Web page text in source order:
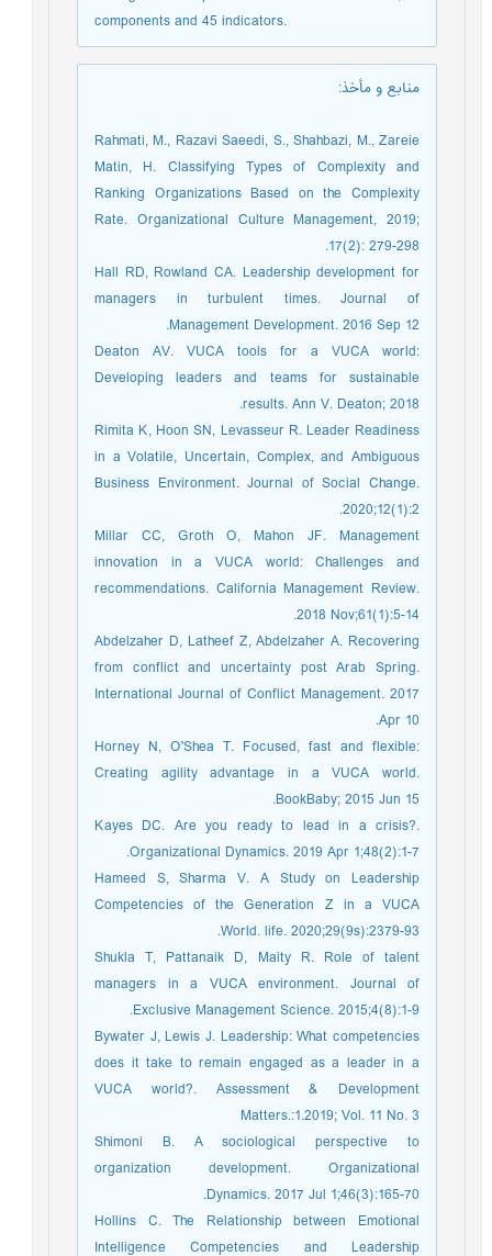
components and 45 indicators.
منابع و مأخذ:
Rahmati, M., Razavi Saeedi, S., Shahbazi, M., Zareie
Matin, H. Classifying Types of Complexity and
Ranking Organizations Based on the Complexity
Rate. Organizational Culture Management, 2019;
17(2): 279-298.
Hall RD, Rowland CA. Leadership development for
managers in turbulent times. Journal of
Management Development. 2016 Sep 12.
Deaton AV. VUCA tools for a VUCA world:
Developing leaders and teams for sustainable
results. Ann V. Deaton; 2018.
Rimita K, Hoon SN, Levasseur R. Leader Readiness
in a Volatile, Uncertain, Complex, and Ambiguous
Business Environment. Journal of Social Change.
2020;12(1):2.
Millar CC, Groth O, Mahon JF. Management
innovation in a VUCA world: Challenges and
recommendations. California Management Review.
2018 Nov;61(1):5-14.
Abdelzaher D, Latheef Z, Abdelzaher A. Recovering
from conflict and uncertainty post Arab Spring.
International Journal of Conflict Management. 2017
Apr 10.
Horney N, O'Shea T. Focused, fast and flexible:
Creating agility advantage in a VUCA world.
BookBaby; 2015 Jun 15.
Kayes DC. Are you ready to lead in a crisis?.
Organizational Dynamics. 2019 Apr 1;48(2):1-7.
Hameed S, Sharma V. A Study on Leadership
Competencies of the Generation Z in a VUCA
World. life. 2020;29(9s):2379-93.
Shukla T, Pattanaik D, Maity R. Role of talent
managers in a VUCA environment. Journal of
Exclusive Management Science. 2015;4(8):1-9.
Bywater J, Lewis J. Leadership: What competencies
does it take to remain engaged as a leader in a
VUCA world?. Assessment & Development
Matters.:1.2019; Vol. 11 No. 3
Shimoni B. A sociological perspective to
organization development. Organizational
Dynamics. 2017 Jul 1;46(3):165-70.
Hollins C. The Relationship between Emotional
Intelligence Competencies and Leadership